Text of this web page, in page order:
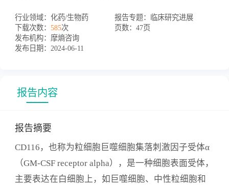
JAK/STAT、PI3K/AKT和RAS/MAPK等信号通路，促
进了细胞的生存和增殖。例如，在免疫应答中，GM-
CSF和其受体的激活可以促进巨噬细胞和树突状细胞
研究和开发中的药物通常是针对CD116的单克隆抗
而抑制由此引发的信号传导，用于治疗相关的炎症
对GM-CSF受体α亚单位的人源化单克隆抗体，正在
进行临床试验，用于治疗风湿性关节炎等疾病。2.小
分子抑制剂：虽然不常见，但针对CD116相关通路的
行业领域： 化药/生物药 报告专题： 临床研究进展
下载次数： 585次 页数： 47页
发布机构： 摩熵咨询
发布日期： 2024-06-11
报告内容
报告摘要
CD116，也称为粒细胞巨噬细胞集落刺激因子受体α
（GM-CSF receptor alpha），是一种细胞表面受体，
主要表达在白细胞上，如巨噬细胞、中性粒细胞和